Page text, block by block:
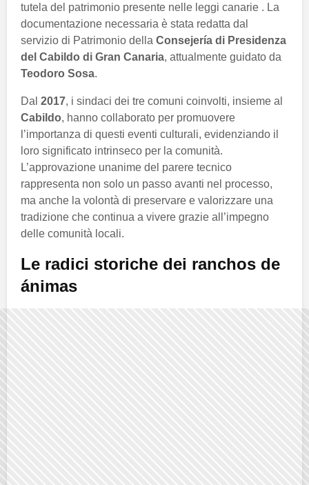
tutela del patrimonio presente nelle leggi canarie . La
documentazione necessaria è stata redatta dal
servizio di Patrimonio della Consejería di Presidenza
del Cabildo di Gran Canaria, attualmente guidato da
Teodoro Sosa.
Dal 2017, i sindaci dei tre comuni coinvolti, insieme al
Cabildo, hanno collaborato per promuovere
l’importanza di questi eventi culturali, evidenziando il
loro significato intrinseco per la comunità.
L’approvazione unanime del parere tecnico
rappresenta non solo un passo avanti nel processo,
ma anche la volontà di preservare e valorizzare una
tradizione che continua a vivere grazie all’impegno
delle comunità locali.
Le radici storiche dei ranchos de
ánimas